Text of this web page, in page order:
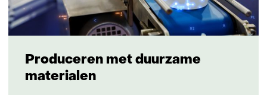
Produceren met duurzame
materialen